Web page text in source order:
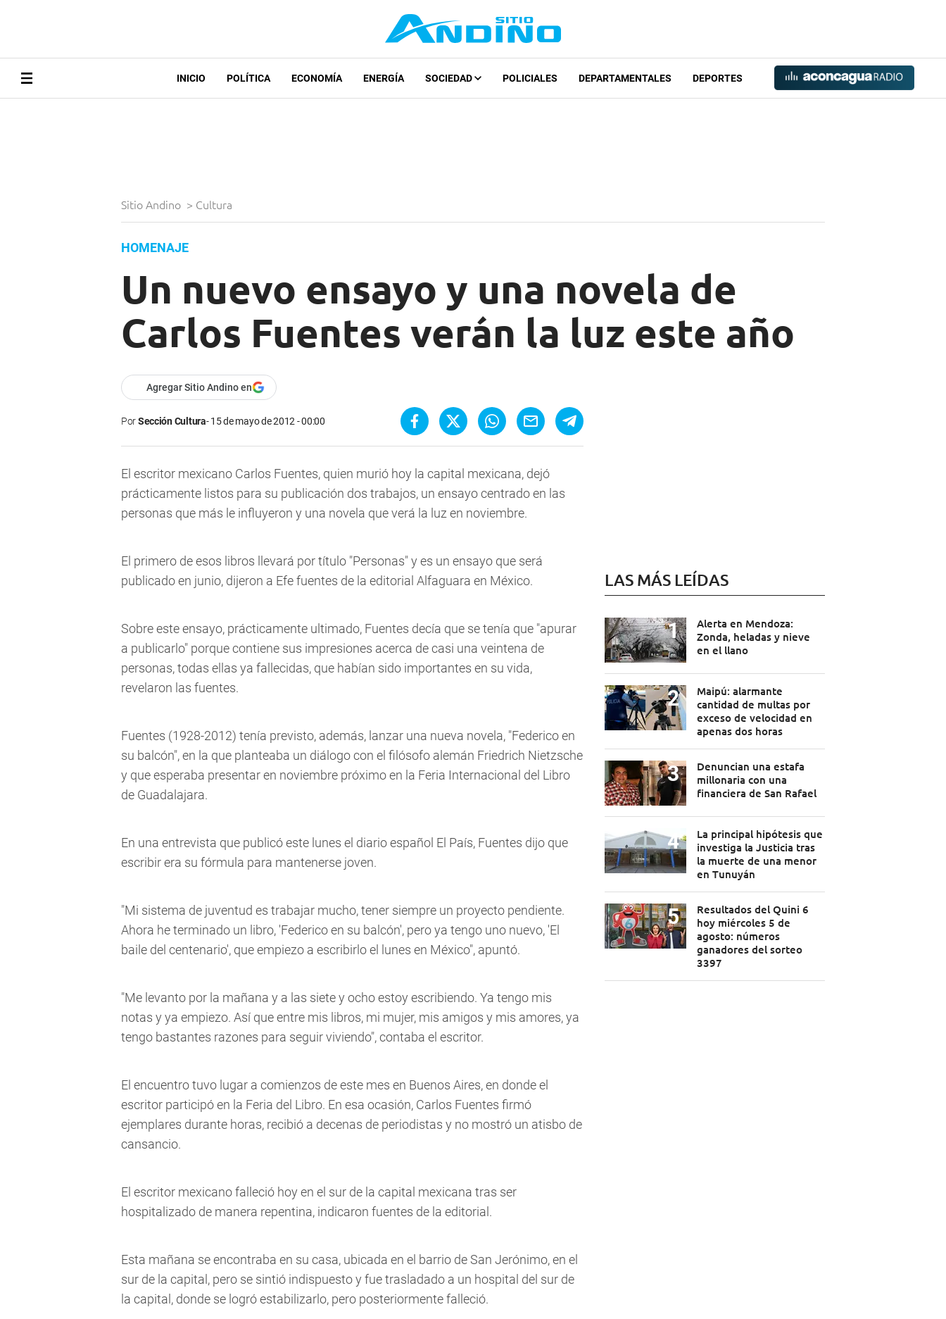
INICIO POLÍTICA ECONOMÍA ENERGÍA SOCIEDAD POLICIALES DEPARTAMENTALES DEPORTES
Sitio Andino > Cultura
HOMENAJE
Un nuevo ensayo y una novela de
Carlos Fuentes verán la luz este año
Agregar Sitio Andino en
PorSección Cultura 15 de mayo de 2012 - 00:00
El escritor mexicano Carlos Fuentes, quien murió hoy la capital mexicana, dejó
prácticamente listos para su publicación dos trabajos, un ensayo centrado en las
personas que más le influyeron y una novela que verá la luz en noviembre.
El primero de esos libros llevará por título "Personas" y es un ensayo que será
publicado en junio, dijeron a Efe fuentes de la editorial Alfaguara en México.
Sobre este ensayo, prácticamente ultimado, Fuentes decía que se tenía que "apurar
a publicarlo" porque contiene sus impresiones acerca de casi una veintena de
personas, todas ellas ya fallecidas, que habían sido importantes en su vida,
revelaron las fuentes.
Fuentes (1928-2012) tenía previsto, además, lanzar una nueva novela, "Federico en
su balcón", en la que planteaba un diálogo con el filósofo alemán Friedrich Nietzsche
y que esperaba presentar en noviembre próximo en la Feria Internacional del Libro
de Guadalajara.
En una entrevista que publicó este lunes el diario español El País, Fuentes dijo que
escribir era su fórmula para mantenerse joven.
"Mi sistema de juventud es trabajar mucho, tener siempre un proyecto pendiente.
Ahora he terminado un libro, 'Federico en su balcón', pero ya tengo uno nuevo, 'El
baile del centenario', que empiezo a escribirlo el lunes en México", apuntó.
"Me levanto por la mañana y a las siete y ocho estoy escribiendo. Ya tengo mis
notas y ya empiezo. Así que entre mis libros, mi mujer, mis amigos y mis amores, ya
tengo bastantes razones para seguir viviendo", contaba el escritor.
El encuentro tuvo lugar a comienzos de este mes en Buenos Aires, en donde el
escritor participó en la Feria del Libro. En esa ocasión, Carlos Fuentes firmó
ejemplares durante horas, recibió a decenas de periodistas y no mostró un atisbo de
cansancio.
El escritor mexicano falleció hoy en el sur de la capital mexicana tras ser
hospitalizado de manera repentina, indicaron fuentes de la editorial.
Esta mañana se encontraba en su casa, ubicada en el barrio de San Jerónimo, en el
sur de la capital, pero se sintió indispuesto y fue trasladado a un hospital del sur de
la capital, donde se logró estabilizarlo, pero posteriormente falleció.
LAS MÁS LEÍDAS
Alerta en Mendoza:
Zonda, heladas y nieve
en el llano
Maipú: alarmante
cantidad de multas por
exceso de velocidad en
apenas dos horas
Denuncian una estafa
millonaria con una
financiera de San Rafael
La principal hipótesis que
investiga la Justicia tras
la muerte de una menor
en Tunuyán
Resultados del Quini 6
hoy miércoles 5 de
agosto: números
ganadores del sorteo
3397